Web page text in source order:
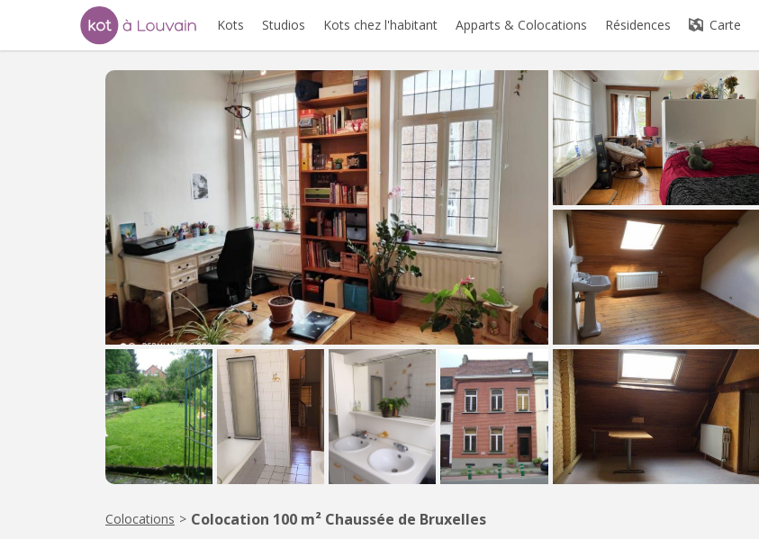
Kots Studios Kots chez l'habitant Apparts & Colocations Résidences Carte
Colocations > Colocation 100 m² Chaussée de Bruxelles